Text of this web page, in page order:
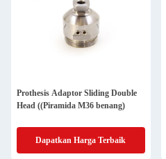
Prothesis Adaptor Sliding Double
Head ((Piramida M36 benang)
Dapatkan Harga Terbaik